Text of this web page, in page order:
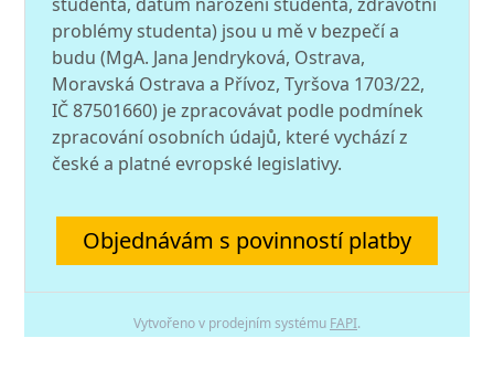
problémy studenta) jsou u mě v bezpečí a
budu (MgA. Jana Jendryková, Ostrava,
Moravská Ostrava a Přívoz, Tyršova 1703/22,
IČ 87501660) je zpracovávat podle podmínek
zpracování osobních údajů, které vychází z
české a platné evropské legislativy.
Objednávám s povinností platby
Vytvořeno v prodejním systému FAPI.